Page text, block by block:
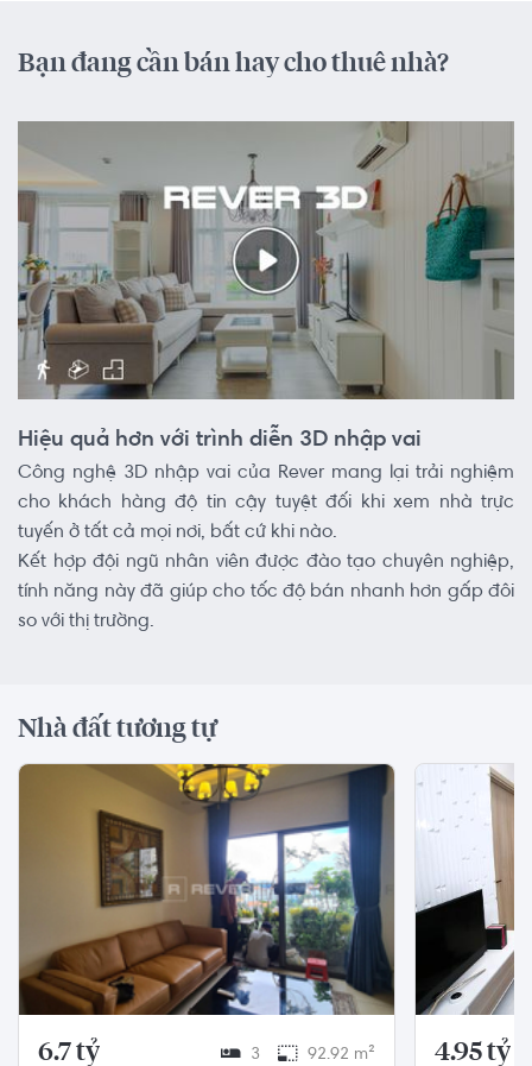
Bạn đang cần bán hay cho thuê nhà?
Hiệu quả hơn với trình diễn 3D nhập vai
Công nghệ 3D nhập vai của Rever mang lại trải nghiệm
cho khách hàng độ tin cậy tuyệt đối khi xem nhà trực
tuyến ở tất cả mọi nơi, bất cứ khi nào.
Kết hợp đội ngũ nhân viên được đào tạo chuyên nghiệp,
tính năng này đã giúp cho tốc độ bán nhanh hơn gấp đôi
so với thị trường.
Nhà đất tương tự
6.7 tỷ 3 92.92 m² 4.95 tỷ